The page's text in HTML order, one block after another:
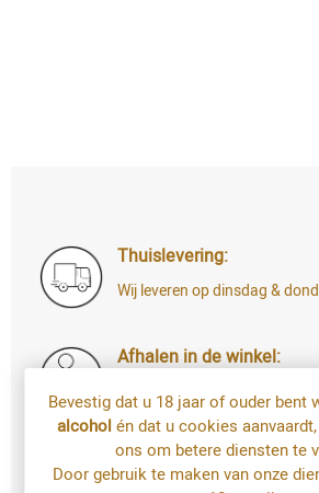
Thuislevering:
Wij leveren op dinsdag &
Afhalen in de winkel:
Di t.e.m. Za: uw bestelling
voor u klaar
Bestellingen op zondag en
vanaf dinsdag afhalen
Bevestig dat u 18 jaar of ouder bent
alcoholén dat u cookies
ons om betere diensten te
Door gebruik te maken van onze